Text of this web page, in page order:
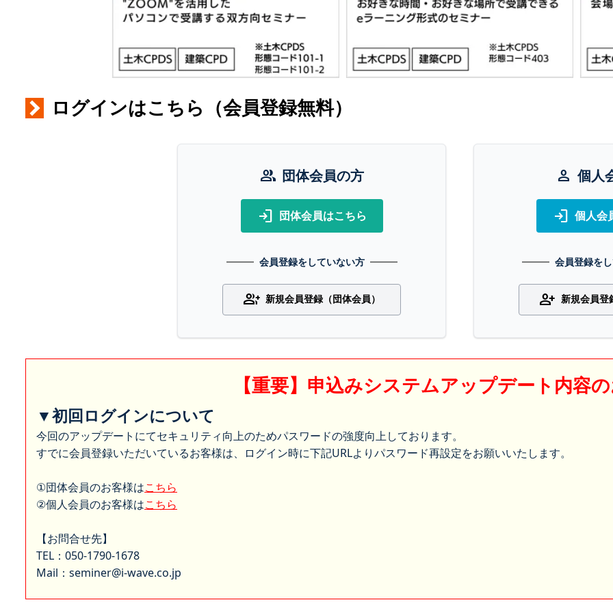
ログインはこちら（会員登録無料）
group 団体会員の方
login 団体会員はこちら
会員登録をしていない方
group_add 新規会員登録（団体会員）
person 個人
login 個人会
会員登録を
person_add 新規会員登
【重要】申込みシステムアップデート内容
▼初回ログインについて
今回のアップデートにてセキュリティ向上のためパスワードの強度向上しております。
すでに会員登録いただいているお客様は、ログイン時に下記URLよりパスワード再設定をお願いいたします。
①団体会員のお客様はこちら
②個人会員のお客様はこちら
【お問合せ先】
TEL：050-1790-1678
Mail：seminer@i-wave.co.jp